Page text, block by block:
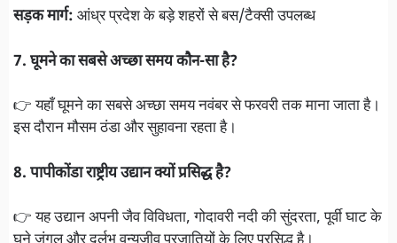
सड़क मार्ग: आंध्र प्रदेश के बड़े शहरों से बस/टैक्सी उपलब्ध
7. घूमने का सबसे अच्छा समय कौन-सा है?
👉 यहाँ घूमने का सबसे अच्छा समय नवंबर से फरवरी तक माना जाता है।
इस दौरान मौसम ठंडा और सुहावना रहता है।
8. पापीकोंडा राष्ट्रीय उद्यान क्यों प्रसिद्ध है?
👉 यह उद्यान अपनी जैव विविधता, गोदावरी नदी की सुंदरता, पूर्वी घाट के